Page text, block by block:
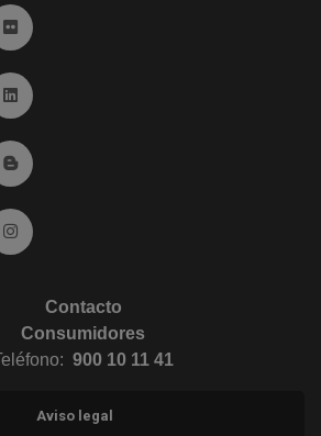
Ir a Flickr (abre en ventana nueva)
Ir a Linkedin (abre en ventana nueva)
Ir al Blog (abre en ventana nueva)
Ir a Instagram (abre en ventana nueva)
Contacto
Consumidores
Teléfono: 900 10 11 41
Aviso legal